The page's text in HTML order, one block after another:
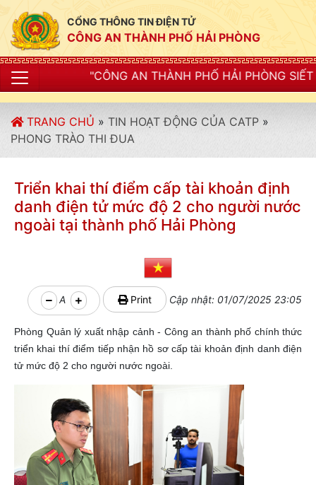
CỔNG THÔNG TIN ĐIỆN TỬ
CÔNG AN THÀNH PHỐ HẢI PHÒNG
THÀNH PHỐ HẢI PHÒNG SIẾT CHẶT KỶ LUẬT, KỶ
TRANG CHỦ » TIN HOẠT ĐỘNG CỦA CATP »
PHONG TRÀO THI ĐUA
Triển khai thí điểm cấp tài khoản định
danh điện tử mức độ 2 cho người nước
ngoài tại thành phố Hải Phòng
A Print Cập nhật: 01/07/2025 23:05
Phòng Quản lý xuất nhập cảnh - Công an thành phố chính thức
triển khai thí điểm tiếp nhận hồ sơ cấp tài khoản định danh điện
tử mức độ 2 cho người nước ngoài.